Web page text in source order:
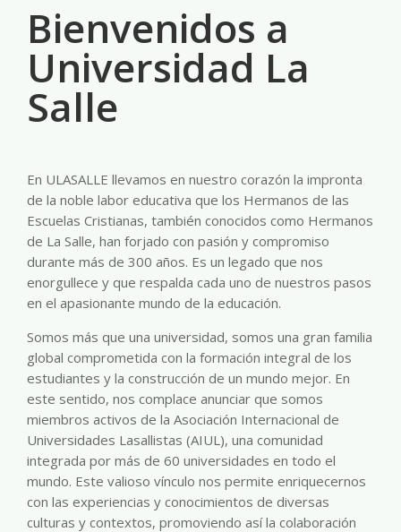
Bienvenidos a
Universidad La
Salle
En ULASALLE llevamos en nuestro corazón la impronta
de la noble labor educativa que los Hermanos de las
Escuelas Cristianas, también conocidos como Hermanos
de La Salle, han forjado con pasión y compromiso
durante más de 300 años. Es un legado que nos
enorgullece y que respalda cada uno de nuestros pasos
en el apasionante mundo de la educación.
Somos más que una universidad, somos una gran familia
global comprometida con la formación integral de los
estudiantes y la construcción de un mundo mejor. En
este sentido, nos complace anunciar que somos
miembros activos de la Asociación Internacional de
Universidades Lasallistas (AIUL), una comunidad
integrada por más de 60 universidades en todo el
mundo. Este valioso vínculo nos permite enriquecernos
con las experiencias y conocimientos de diversas
culturas y contextos, promoviendo así la colaboración